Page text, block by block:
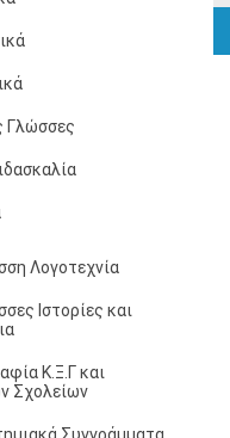
Γλώσσες
Λογοτεχνία
Ιστορίες και
Κ.Ξ.Γ και
Σχολείων